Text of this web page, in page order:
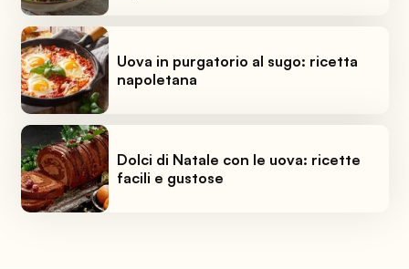
Uova in purgatorio al sugo: ricetta
napoletana
Dolci di Natale con le uova: ricette
facili e gustose